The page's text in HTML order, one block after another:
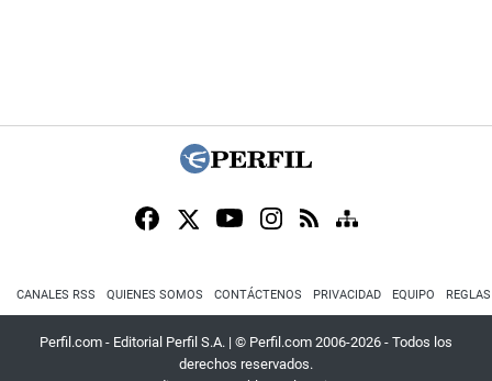
CANALES RSS QUIENES SOMOS CONTÁCTENOS PRIVACIDAD EQUIPO
Perfil.com - Editorial Perfil S.A. | © Perfil.com 2006-2026 - Todos los
derechos reservados.